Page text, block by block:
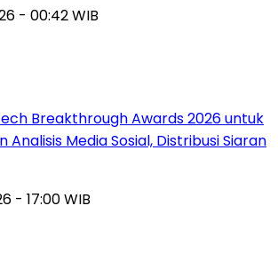
- 00:42 WIB
Breakthrough Awards 2026 untuk
Analisis Media Sosial, Distribusi Siaran
- 17:00 WIB